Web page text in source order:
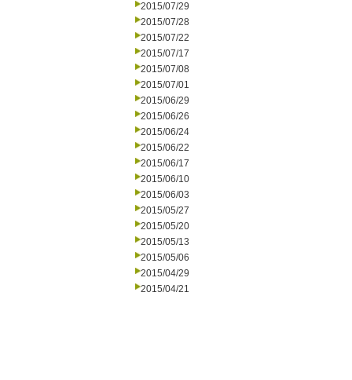
2015/07/29
2015/07/28
2015/07/22
2015/07/17
2015/07/08
2015/07/01
2015/06/29
2015/06/26
2015/06/24
2015/06/22
2015/06/17
2015/06/10
2015/06/03
2015/05/27
2015/05/20
2015/05/13
2015/05/06
2015/04/29
2015/04/21